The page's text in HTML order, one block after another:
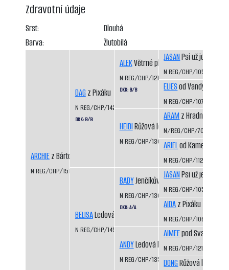
Zdravotní údaje
Srst:
Dlouhá
Barva:
Žlutobílá
ARCHIEz Bártova háje
N REG/CHP/1515/09/11
DAGz Pixáku
N REG/CHP/1425/07/09
DKK: B/B
BELISALedová bouře
N REG/CHP/1453/07/09
ALEKVětrné pláně
N REG/CHP/1217/01/05
DKK: B/B
HEIDIRůžová louka
N REG/CHP/1306/03/05
BADYJenčíkův les
N REG/CHP/1308/03/06
DKK: A/A
ANDYLedová bouře
N REG/CHP/1350/04/06
JASANPsi už jedou
N REG/CHP/1050/98/
ELIESod Vandy z Hájů
N REG/CHP/1074/98/00
ARAMz Hradního
N/REG/CHP/703/93/94
ARIELod Kamenité
N REG/CHP/1129/99/01
JASANPsi už jedou
N REG/CHP/1050/98/
AIDAz Pixáku
N REG/CHP/1066/98/
AIMEEpod Svatou
N REG/CHP/1212/01/03
DONGRůžová louka